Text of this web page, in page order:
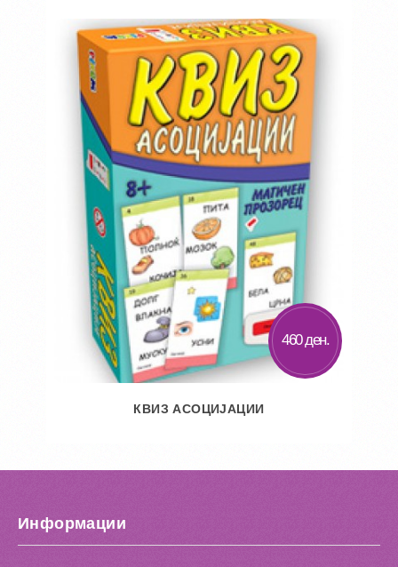
Во кошничка
Додај во желби
Додај за споредба
460 ден.
КВИЗ АСОЦИЈАЦИИ
Информации